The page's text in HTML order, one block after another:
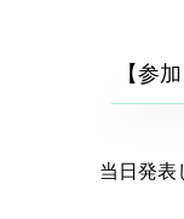
【参
当日発表